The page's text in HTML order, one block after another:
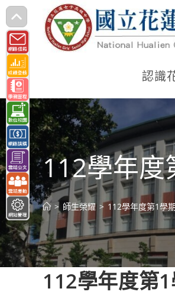
跳
轉
至
主
要
內
容
認識
112學年
> 師生榮耀 > 112學年度第1學
112學年度第